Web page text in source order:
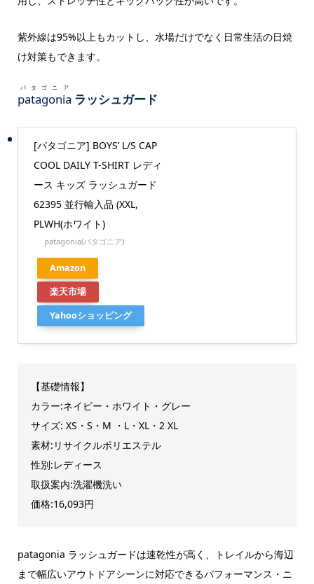
紫外線は95%以上もカットし、水場だけでなく日常生活の日焼
け対策もできます。
patagonia
パタゴニア
ラッシュガード
[パタゴニア] BOYS’ L/S CAP
COOL DAILY T-SHIRT レディ
ース キッズ ラッシュガード
62395 並行輸入品 (XXL,
PLWH(ホワイト)
patagonia(パタゴニア)
Amazon
楽天市場
Yahooショッピング
【基礎情報】
カラー:ネイビー・ホワイト・グレー
サイズ: XS・S・M ・L・XL・2 XL
素材:リサイクルポリエステル
性別:レディース
取扱案内:洗濯機洗い
価格:16,093円
patagonia ラッシュガードは速乾性が高く、トレイルから海辺
まで幅広いアウトドアシーンに対応できるパフォーマンス・ニ